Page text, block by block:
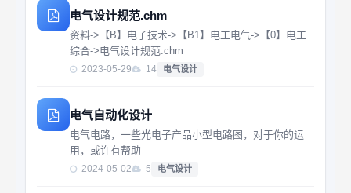
电气设计规范.chm
资料->【B】电子技术->【B1】电工电气->【0】电工
综合->电气设计规范.chm
2023-05-29 14 电气设计
电气自动化设计
电气电路，一些光电子产品小型电路图，对于你的运
用，或许有帮助
2024-05-02 5 电气设计